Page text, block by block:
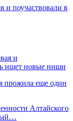
и поучаствовали в
и
ищет новые ниши
прожила еще один
Алтайского